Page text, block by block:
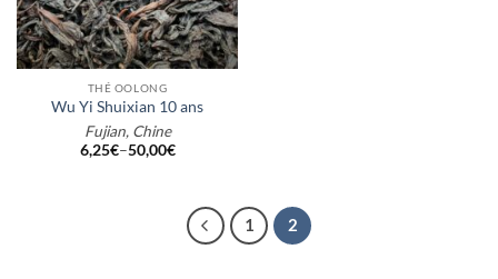
THÉ OOLONG
Wu Yi Shuixian 10 ans
Fujian, Chine
6,25€–50,00€
1 2